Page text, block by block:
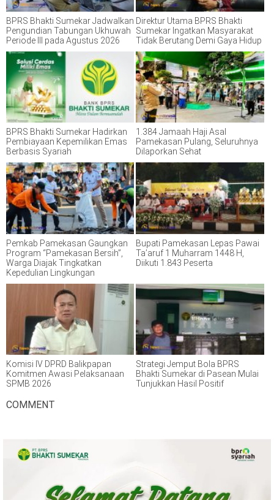
BPRS Bhakti Sumekar Jadwalkan
Pengundian Tabungan Ukhuwah
Periode III pada Agustus 2026
Direktur Utama BPRS Bhakti
Sumekar Ingatkan Masyarakat
Tidak Berutang Demi Gaya Hidup
BPRS Bhakti Sumekar Hadirkan
Pembiayaan Kepemilikan Emas
Berbasis Syariah
1.384 Jamaah Haji Asal
Pamekasan Pulang, Seluruhnya
Dilaporkan Sehat
Pemkab Pamekasan Gaungkan
Program “Pamekasan Bersih”,
Warga Diajak Tingkatkan
Kepedulian Lingkungan
Bupati Pamekasan Lepas Pawai
Ta’aruf 1 Muharram 1448 H,
Diikuti 1.843 Peserta
Komisi IV DPRD Balikpapan
Komitmen Awasi Pelaksanaan
SPMB 2026
Strategi Jemput Bola BPRS
Bhakti Sumekar di Pasean Mulai
Tunjukkan Hasil Positif
COMMENT